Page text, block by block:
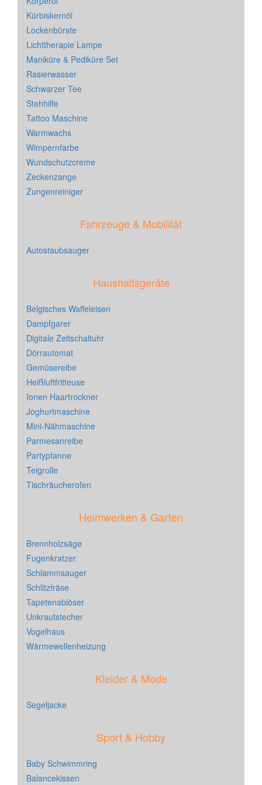
Kürbiskernöl
Lockenbürste
Lichttherapie Lampe
Maniküre & Pediküre Set
Rasierwasser
Schwarzer Tee
Stehhilfe
Tattoo Maschine
Warmwachs
Wimpernfarbe
Wundschutzcreme
Zeckenzange
Zungenreiniger
Fahrzeuge & Mobilität
Autostaubsauger
Haushaltsgeräte
Belgisches Waffeleisen
Dampfgarer
Digitale Zeitschaltuhr
Dörrautomat
Gemüsereibe
Heißluftfritteuse
Ionen Haartrockner
Joghurtmaschine
Mini-Nähmaschine
Parmesanreibe
Partypfanne
Teigrolle
Tischräucherofen
Heimwerken & Garten
Brennholzsäge
Fugenkratzer
Schlammsauger
Schlitzfräse
Tapetenablöser
Unkrautstecher
Vogelhaus
Wärmewellenheizung
Kleider & Mode
Segeljacke
Sport & Hobby
Baby Schwimmring
Balancekissen